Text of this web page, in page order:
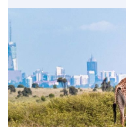
Klimaatadaptief
oplossingen
die
vandaag
weer
actueel